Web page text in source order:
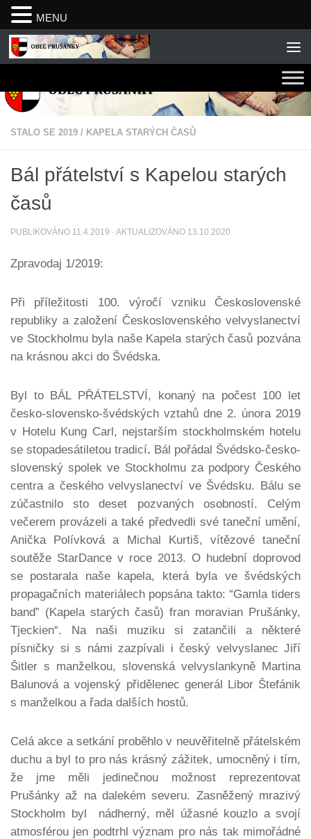
Skip to content
STALO SE 2019 / KAPELA STARÝCH ČASŮ
Bál přátelství s Kapelou starých
časů
PUBLIKOVÁNO 11.4.2019 · AKTUALIZOVÁNO 13.10.2020
Zpravodaj 1/2019:
Při příležitosti 100. výročí vzniku Československé
republiky a založení Československého velvyslanectví
ve Stockholmu byla naše Kapela starých časů pozvána
na krásnou akci do Švédska.
Byl to BÁL PŘÁTELSTVÍ, konaný na počest 100 let
česko-slovensko-švédských vztahů dne 2. února 2019
v Hotelu Kung Carl, nejstarším stockholmském hotelu
se stopadesátiletou tradicí. Bál pořádal Švédsko-česko-
slovenský spolek ve Stockholmu za podpory Českého
centra a českého velvyslanectví ve Švédsku. Bálu se
zúčastnilo sto deset pozvaných osobností. Celým
večerem provázeli a také předvedli své taneční umění,
Anička Polívková a Michal Kurtiš, vítězové taneční
soutěže StarDance v roce 2013. O hudební doprovod
se postarala naše kapela, která byla ve švédských
propagačních materiálech popsána takto: “Gamla tiders
band” (Kapela starých časů) fran moravian Prušánky,
Tjeckien“. Na naši muziku si zatančili a některé
písničky si s námi zazpívali i český velvyslanec Jiří
Šitler s manželkou, slovenská velvyslankyně Martina
Balunová a vojenský přidělenec generál Libor Štefánik
s manželkou a řada dalších hostů.
Celá akce a setkání proběhlo v neuvěřitelně přátelském
duchu a byl to pro nás krásný zážitek, umocněný i tím,
že jme měli jedinečnou možnost reprezentovat
Prušánky až na dalekém severu. Zasněžený mrazivý
Stockholm byl nádherný, měl úžasné kouzlo a svojí
atmosférou jen podtrhl význam pro nás tak mimořádné
MENU